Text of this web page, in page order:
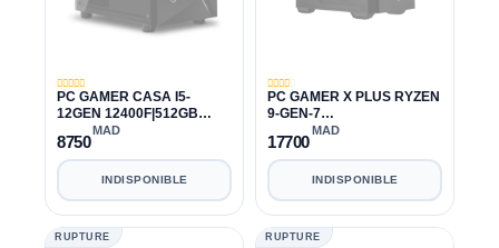
PC GAMER CASA I5-
12GEN 12400F|512GB
SSD|500GB
HDD|16GB|RTX 3050 8GB
8750
MAD
INDISPONIBLE
PC GAMER X PLUS RYZEN
9-GEN-7
7900X|128GB|1TB|1TB|RTX
3070 8GB
17700
MAD
INDISPONIBLE
RUPTURE RUPTURE